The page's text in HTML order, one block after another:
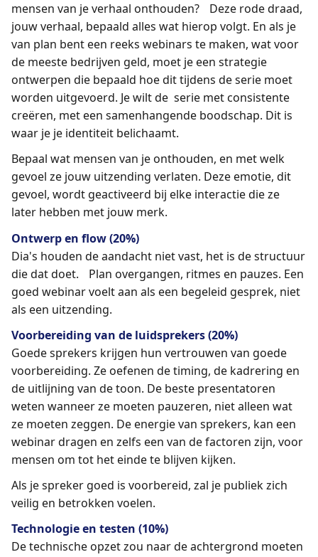
mensen van je verhaal onthouden? Deze rode draad,
jouw verhaal, bepaald alles wat hierop volgt. En als je
van plan bent een reeks webinars te maken, wat voor
de meeste bedrijven geld, moet je een strategie
ontwerpen die bepaald hoe dit tijdens de serie moet
worden uitgevoerd. Je wilt de serie met consistente
creëren, met een samenhangende boodschap. Dit is
waar je je identiteit belichaamt.
Bepaal wat mensen van je onthouden, en met welk
gevoel ze jouw uitzending verlaten. Deze emotie, dit
gevoel, wordt geactiveerd bij elke interactie die ze
later hebben met jouw merk.
Ontwerp en flow (20%)
Dia's houden de aandacht niet vast, het is de structuur
die dat doet. Plan overgangen, ritmes en pauzes. Een
goed webinar voelt aan als een begeleid gesprek, niet
als een uitzending.
Voorbereiding van de luidsprekers (20%)
Goede sprekers krijgen hun vertrouwen van goede
voorbereiding. Ze oefenen de timing, de kadrering en
de uitlijning van de toon. De beste presentatoren
weten wanneer ze moeten pauzeren, niet alleen wat
ze moeten zeggen. De energie van sprekers, kan een
webinar dragen en zelfs een van de factoren zijn, voor
mensen om tot het einde te blijven kijken.
Als je spreker goed is voorbereid, zal je publiek zich
veilig en betrokken voelen.
Technologie en testen (10%)
De technische opzet zou naar de achtergrond moeten